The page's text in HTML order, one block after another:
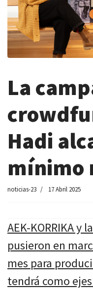
La
Hadi
mínimo
noticias-23 17 Abril 2025
AEK-KORRIKA y
pusieron en
mes para
tendrá como